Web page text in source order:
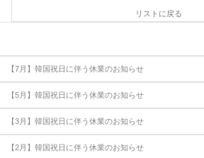
リストに戻る
【7月】韓国祝日に伴う休業のお知らせ
【5月】韓国祝日に伴う休業のお知らせ
【3月】韓国祝日に伴う休業のお知らせ
【2月】韓国祝日に伴う休業のお知らせ